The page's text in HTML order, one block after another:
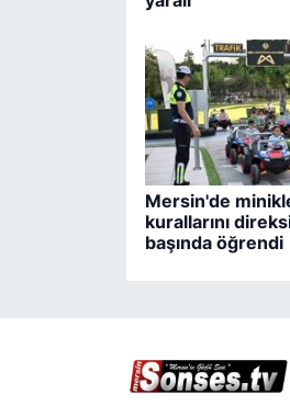
Mersin'de
kurallarını
başında öğrendi